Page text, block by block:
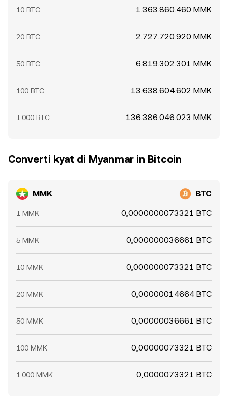
10 BTC 1.363.860.460 MMK
20 BTC 2.727.720.920 MMK
50 BTC 6.819.302.301 MMK
100 BTC 13.638.604.602 MMK
1.000 BTC 136.386.046.023 MMK
Converti kyat di Myanmar in Bitcoin
MMK BTC
1 MMK 0,0000000073321 BTC
5 MMK 0,000000036661 BTC
10 MMK 0,000000073321 BTC
20 MMK 0,00000014664 BTC
50 MMK 0,00000036661 BTC
100 MMK 0,00000073321 BTC
1.000 MMK 0,0000073321 BTC